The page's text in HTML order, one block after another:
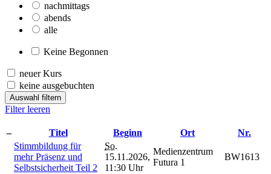
nachmittags
abends
alle
Keine Begonnen
neuer Kurs
keine ausgebuchten
Auswahl filtern
Filter leeren
– Titel Beginn Ort
Nr.
Stimmbildung für
mehr Präsenz und
Selbstsicherheit Teil 2
So.
15.11.2026,
11:30 Uhr
Medienzentrum
Futura 1
BW1613